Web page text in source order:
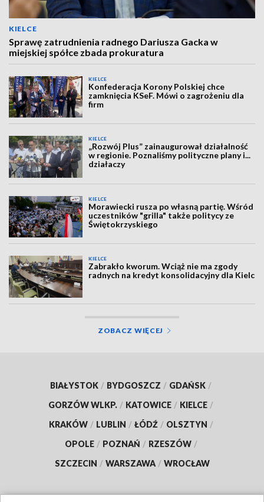
KIELCE
Sprawę zatrudnienia radnego Dariusza Gacka w
miejskiej spółce zbada prokuratura
KIELCE
Konfederacja Korony Polskiej chce
zamknięcia KSeF. Mówi o zagrożeniu dla
firm
KIELCE
„Rozwój Plus” zainaugurował działalność
w regionie. Poznaliśmy polityczne plany i...
działaczy
KIELCE
Morawiecki rusza po własną partię. Wśród
uczestników "grilla" także politycy ze
Świętokrzyskiego
KIELCE
Zabrakło kworum. Wciąż nie ma zgody
radnych na kredyt konsolidacyjny dla Kielc
ZOBACZ WIĘCEJ
BIAŁYSTOK / BYDGOSZCZ / GDAŃSK /
GORZÓW WLKP. / KATOWICE / KIELCE /
KRAKÓW / LUBLIN / ŁÓDŹ / OLSZTYN /
OPOLE / POZNAŃ / RZESZÓW /
SZCZECIN / WARSZAWA / WROCŁAW